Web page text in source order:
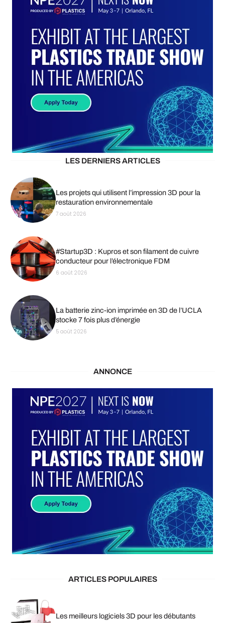
LES DERNIERS ARTICLES
Les projets qui utilisent l’impression 3D pour la
restauration environnementale
7 août 2026
#Startup3D : Kupros et son filament de cuivre
conducteur pour l’électronique FDM
6 août 2026
La batterie zinc-ion imprimée en 3D de l’UCLA
stocke 7 fois plus d’énergie
5 août 2026
ANNONCE
ARTICLES POPULAIRES
Les meilleurs logiciels 3D pour les débutants